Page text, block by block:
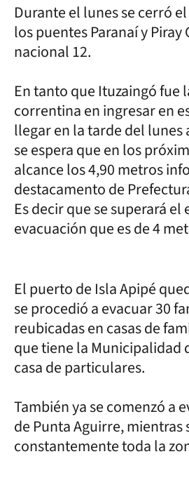
Durante el lunes se cerró
los puentes Paranaí y Piray
nacional 12.
En tanto que Ituzaingó fue
correntina en ingresar en
llegar en la tarde del lunes
se espera que en los
alcance los 4,90 metros
destacamento de
Es decir que se superará el
evacuación que es de 4
El puerto de Isla Apipé
se procedió a evacuar 30
reubicadas en casas de
que tiene la Municipalidad
casa de particulares.
También ya se comenzó a
de Punta Aguirre, mientras
constantemente toda la